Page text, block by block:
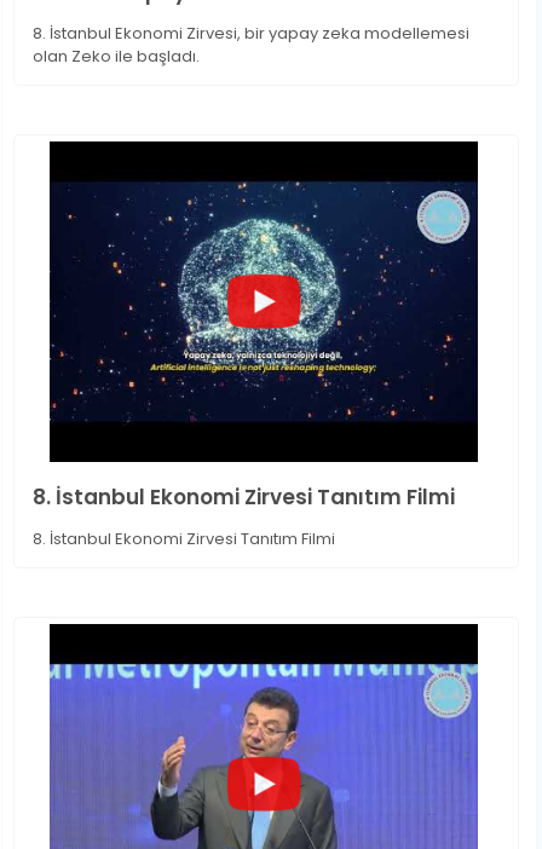
8. İstanbul Ekonomi Zirvesi, bir yapay zeka modellemesi
olan Zeko ile başladı.
8. İstanbul Ekonomi Zirvesi Tanıtım Filmi
8. İstanbul Ekonomi Zirvesi Tanıtım Filmi